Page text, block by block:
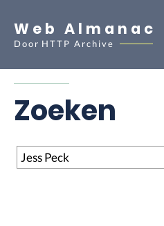
Web Almanac
Door HTTP Archive
Zoeken
Zoeken